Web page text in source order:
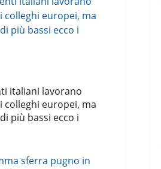
italiani lavorano
colleghi europei, ma
più bassi ecco i